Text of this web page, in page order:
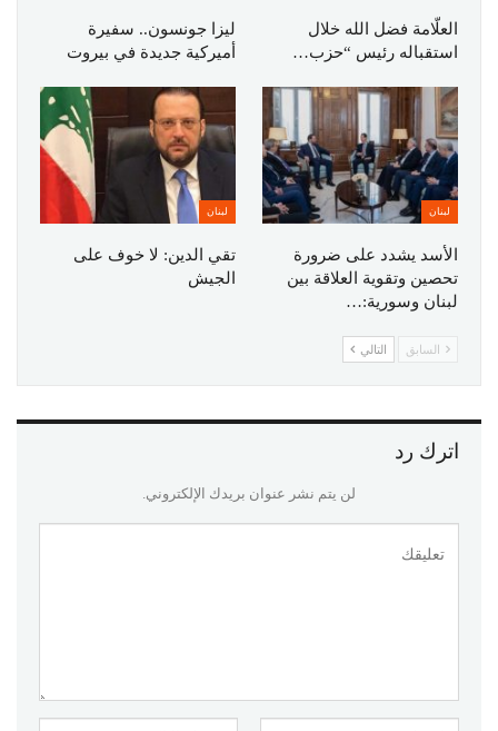
العلّامة فضل الله خلال
استقباله رئيس “حزب…
ليزا جونسون.. سفيرة
أميركية جديدة في بيروت
لبنان
الأسد يشدد على ضرورة
تحصين وتقوية العلاقة بين
لبنان وسورية:…
لبنان
تقي الدين: لا خوف على
الجيش
السابق التالي
اترك رد
لن يتم نشر عنوان بريدك الإلكتروني.